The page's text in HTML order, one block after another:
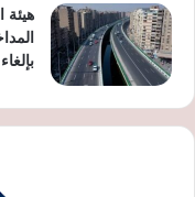
هيئة